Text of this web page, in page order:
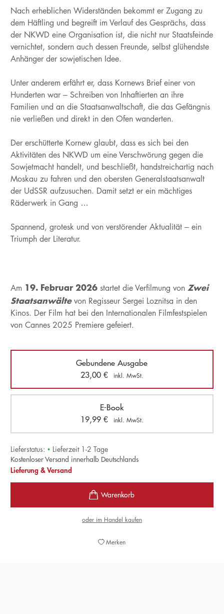
Nach erheblichen Widerständen bekommt er Zugang zu
dem Häftling und begreift im Verlauf des Gesprächs, dass
der NKWD eine Organisation ist, die nicht nur Staatsfeinde
vernichtet, sondern auch dessen Freunde, selbst glühendste
Anhänger der sowjetischen Idee.
Unter anderem erfährt er, dass Kornews Brief einer von
Hunderten war – Schreiben von Inhaftierten an ihre
Familien und an die Staatsanwaltschaft, die das Gefängnis
nie verließen und direkt in den Ofen wanderten.
Der erschütterte Kornew glaubt, dass es sich bei den
Aktivitäten des NKWD um eine Verschwörung gegen die
Sowjetmacht handelt, und beschließt, handstreichartig nach
Moskau zu fahren und den obersten Generalstaatsanwalt
der UdSSR aufzusuchen. Damit setzt er ein mächtiges
Räderwerk in Gang …
Spannend, grotesk und von verstörender Aktualität – ein
Triumph der Literatur.
Am 19. Februar 2026startet die Verfilmung von Zwei
Staatsanwältevon Regisseur Sergei Loznitsa in den
Kinos. Der Film hat bei den Internationalen Filmfestspielen
von Cannes 2025 Premiere gefeiert.
Gebundene Ausgabe
23,00 € inkl. MwSt.
E-Book
19,99 € inkl. MwSt.
Lieferstatus: • Lieferzeit 1-2 Tage
Kostenloser Versand innerhalb Deutschlands
Lieferung & Versand
oder im Handel kaufen
Merken